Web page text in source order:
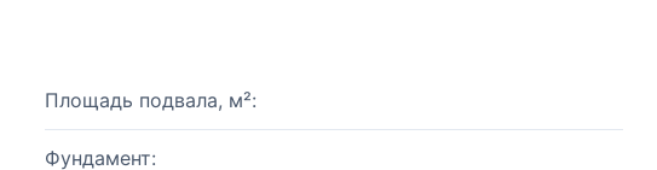
Площадь подвала, м²:
Фундамент: